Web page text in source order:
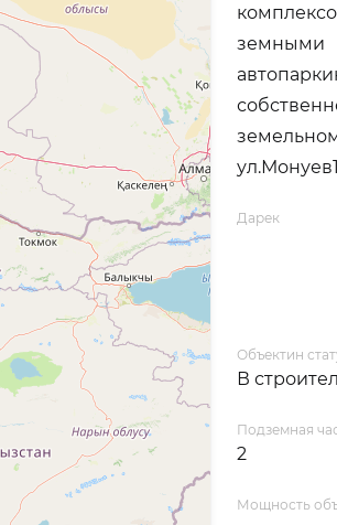
земными
Дарек
Объектин
В
Подземная
2
Мощность